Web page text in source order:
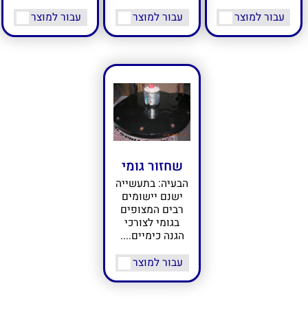
עבור למוצר
עבור למוצר
עבור למוצר
שחזור גומי
הבעיה: בתעשייה
ישנם יישומים
רבים המצופים
בגומי לצורכי
הגנה כימיים....
עבור למוצר